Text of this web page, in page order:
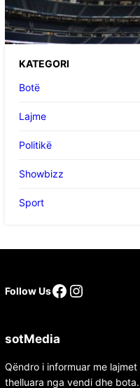
e ardhshme
KATEGORI
Botë
Lajme
Politikë
Showbizz
Sport
Follow Us
sotMedia
Qëndro i informuar me
thelluara nga vendi dhe bota.